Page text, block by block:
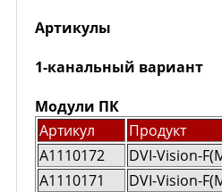
Артикулы
1-канальный вариант
Модули ПК
Артикул
Продукт
A1110172
DVI-Vision-
A1110171
DVI-Vision-